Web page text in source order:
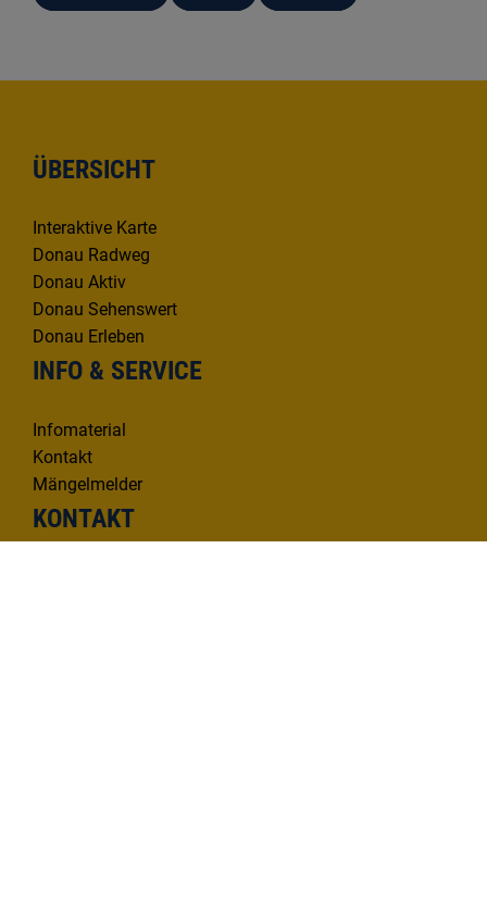
ÜBERSICHT
Interaktive Karte
Donau Radweg
Donau Aktiv
Donau Sehenswert
Donau Erleben
INFO & SERVICE
Infomaterial
Kontakt
Mängelmelder
KONTAKT